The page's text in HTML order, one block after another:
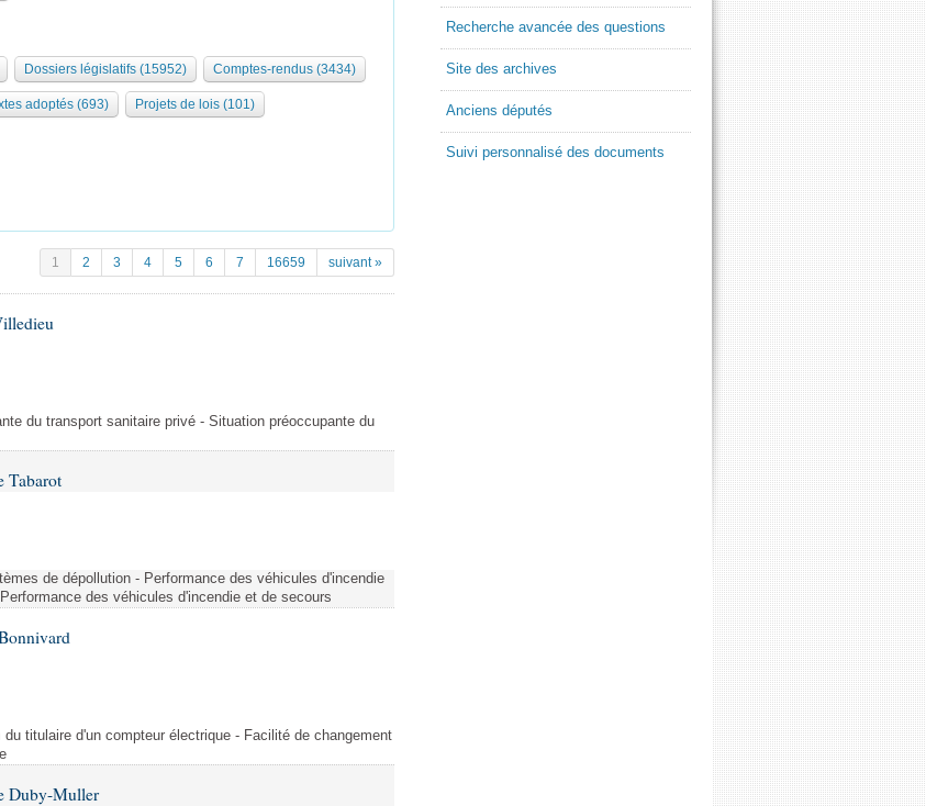
Dossiers législatifs (15952) Comptes-rendus (3434)
adoptés (693) Projets de lois (101)
1 2 3 4 5 6 7 16659 suivant »
du transport sanitaire privé - Situation préoccupante du
Tabarot
de dépollution - Performance des véhicules d'incendie
des véhicules d'incendie et de secours
titulaire d'un compteur électrique - Facilité de changement
Duby-Muller
Recherche avancée des questions
Site des archives
Anciens députés
Suivi personnalisé des documents